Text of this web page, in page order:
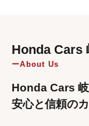
Honda Cars
About Us
Honda Cars
安心と信頼の